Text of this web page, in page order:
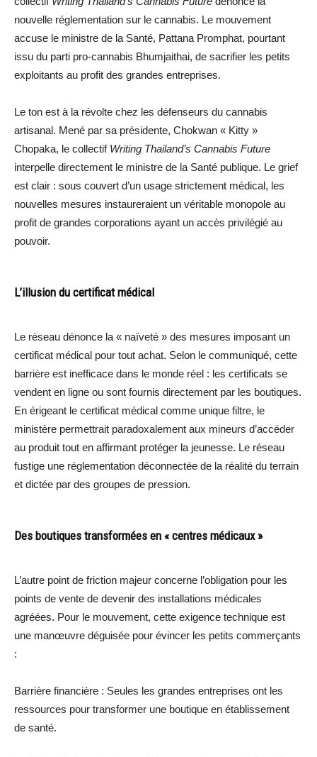
nouvelle réglementation sur le cannabis. Le mouvement
accuse le ministre de la Santé, Pattana Promphat, pourtant
issu du parti pro-cannabis Bhumjaithai, de sacrifier les petits
exploitants au profit des grandes entreprises.
Le ton est à la révolte chez les défenseurs du cannabis
artisanal. Mené par sa présidente, Chokwan « Kitty »
Chopaka, le collectif Writing Thailand’s Cannabis Future
interpelle directement le ministre de la Santé publique. Le grief
est clair : sous couvert d’un usage strictement médical, les
nouvelles mesures instaureraient un véritable monopole au
profit de grandes corporations ayant un accès privilégié au
pouvoir.
L’illusion du certificat médical
Le réseau dénonce la « naïveté » des mesures imposant un
certificat médical pour tout achat. Selon le communiqué, cette
barrière est inefficace dans le monde réel : les certificats se
vendent en ligne ou sont fournis directement par les boutiques.
En érigeant le certificat médical comme unique filtre, le
ministère permettrait paradoxalement aux mineurs d’accéder
au produit tout en affirmant protéger la jeunesse. Le réseau
fustige une réglementation déconnectée de la réalité du terrain
et dictée par des groupes de pression.
Des boutiques transformées en « centres médicaux »
L’autre point de friction majeur concerne l’obligation pour les
points de vente de devenir des installations médicales
agréées. Pour le mouvement, cette exigence technique est
une manœuvre déguisée pour évincer les petits commerçants
:
Barrière financière : Seules les grandes entreprises ont les
ressources pour transformer une boutique en établissement
de santé.